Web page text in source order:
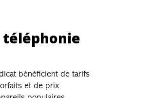
téléphonie
bénéficient de tarifs
et de prix